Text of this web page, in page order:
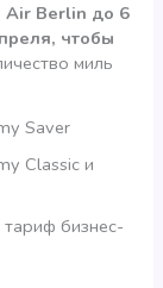
Air Berlin до 6
чтобы
миль
Saver
Classic и
бизнес-